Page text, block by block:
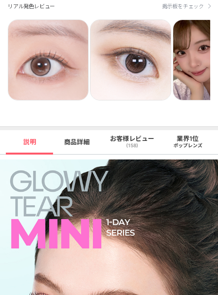
リアル発色レビュー 掲示板をチェック
説明 商品詳細 お客様レビュー
(158)
業界1位
ポップレンズ